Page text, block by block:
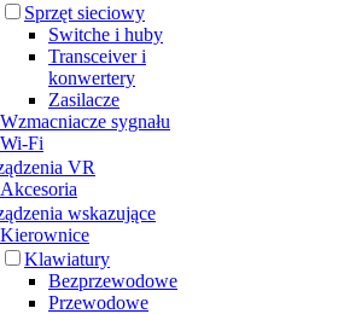
Sprzęt sieciowy
Switche i huby
Transceiver i
konwertery
Zasilacze
Wzmacniacze sygnału
Wi-Fi
VR
Akcesoria
wskazujące
Kierownice
Klawiatury
Bezprzewodowe
Przewodowe